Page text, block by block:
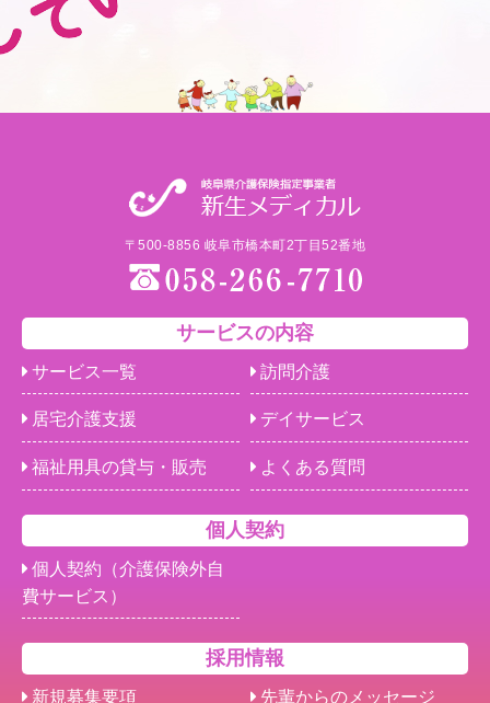
〒500-8856 岐阜市橋本町2丁目52番地
サービスの内容
サービス一覧 訪問介護
居宅介護支援 デイサービス
福祉用具の貸与・販売 よくある質問
個人契約
個人契約（介護保険外自
費サービス）
採用情報
新規募集要項 先輩からのメッセージ